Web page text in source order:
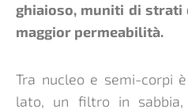
ghiaioso, muniti di
maggior permeabilità.
Tra nucleo e semi-corpi
lato, un filtro in